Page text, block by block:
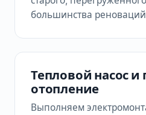
большинства
Тепловой насос и
отопление
Выполняем